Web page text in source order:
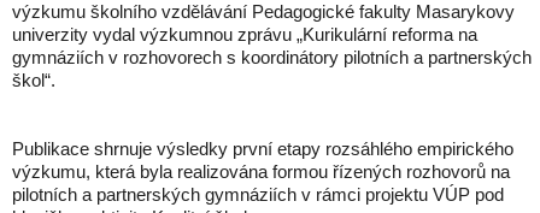
výzkumu školního vzdělávání Pedagogické fakulty Masarykovy
univerzity vydal výzkumnou zprávu „Kurikulární reforma na
gymnáziích v rozhovorech s koordinátory pilotních a partnerských
škol“.
Publikace shrnuje výsledky první etapy rozsáhlého empirického
výzkumu, která byla realizována formou řízených rozhovorů na
pilotních a partnerských gymnáziích v rámci projektu VÚP pod